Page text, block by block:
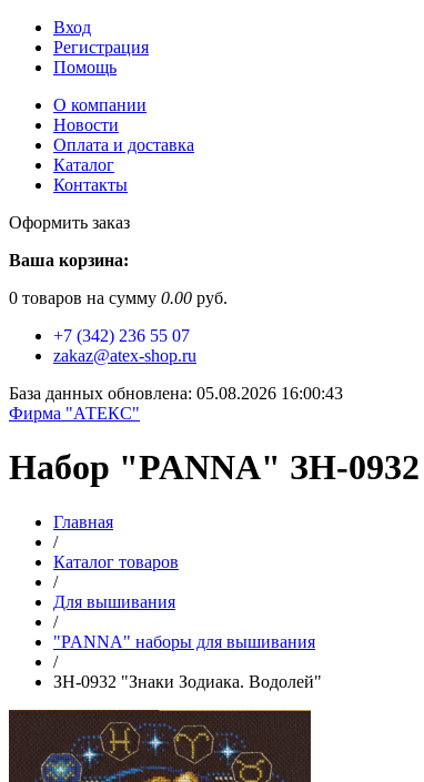
Вход
Регистрация
Помощь
О компании
Новости
Оплата и доставка
Каталог
Контакты
Оформить заказ
Ваша корзина:
0 товаров на сумму 0.00 руб.
+7 (342) 236 55 07
zakaz@atex-shop.ru
База данных обновлена: 05.08.2026 16:00:43
Фирма "АТЕКС"
Набор "PANNA" ЗН-0932
Главная
/
Каталог товаров
/
Для вышивания
/
"PANNA" наборы для вышивания
/
ЗН-0932 "Знаки Зодиака. Водолей"